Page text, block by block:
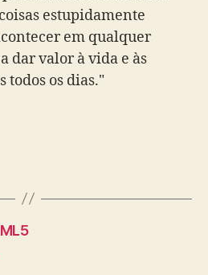
estupidamente
em qualquer
dar valor à vida e às
todos os dias."